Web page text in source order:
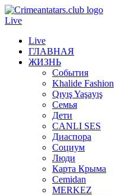
Live
Live
ГЛАВНАЯ
ЖИЗНЬ
События
Khalide Fashion
Qıyış Yaşayış
Семья
Дети
CANLI SES
Диаспора
Социум
Люди
Карта Крыма
Cemidan
МERKEZ